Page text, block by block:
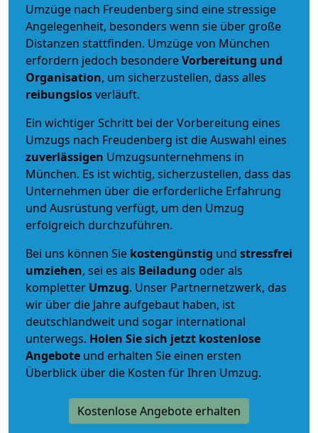
Umzüge nach Freudenberg sind eine stressige
Angelegenheit, besonders wenn sie über große
Distanzen stattfinden. Umzüge von München
erfordern jedoch besondereVorbereitung und
Organisation, um sicherzustellen, dass alles
reibungslosverläuft.
Ein wichtiger Schritt bei der Vorbereitung eines
Umzugs nach Freudenberg ist die Auswahl eines
zuverlässigen Umzugsunternehmens in
München. Es ist wichtig, sicherzustellen, dass das
Unternehmen über die erforderliche Erfahrung
und Ausrüstung verfügt, um den Umzug
erfolgreich durchzuführen.
Bei uns können Sie kostengünstig und stressfrei
umziehen, sei es als Beiladung oder als
kompletter Umzug. Unser Partnernetzwerk, das
wir über die Jahre aufgebaut haben, ist
deutschlandweit und sogar international
unterwegs. Holen Sie sich jetzt kostenlose
Angebote und erhalten Sie einen ersten
Überblick über die Kosten für Ihren Umzug.
Kostenlose Angebote erhalten